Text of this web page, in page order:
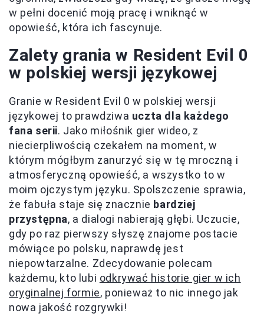
w pełni docenić moją pracę i wniknąć w
opowieść, która ich fascynuje.
Zalety grania w Resident Evil 0
w polskiej wersji językowej
Granie w Resident Evil 0 w polskiej wersji
językowej to prawdziwa uczta dla każdego
fana serii. Jako miłośnik gier wideo, z
niecierpliwością czekałem na moment, w
którym mógłbym zanurzyć się w tę mroczną i
atmosferyczną opowieść, a wszystko to w
moim ojczystym języku. Spolszczenie sprawia,
że fabuła staje się znacznie bardziej
przystępna, a dialogi nabierają głębi. Uczucie,
gdy po raz pierwszy słyszę znajome postacie
mówiące po polsku, naprawdę jest
niepowtarzalne. Zdecydowanie polecam
każdemu, kto lubi odkrywać historie gier w ich
oryginalnej formie, ponieważ to nic innego jak
nowa jakość rozgrywki!